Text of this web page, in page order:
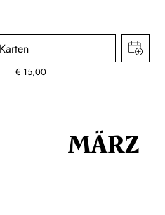
Karten
€ 15,00
MÄRZ